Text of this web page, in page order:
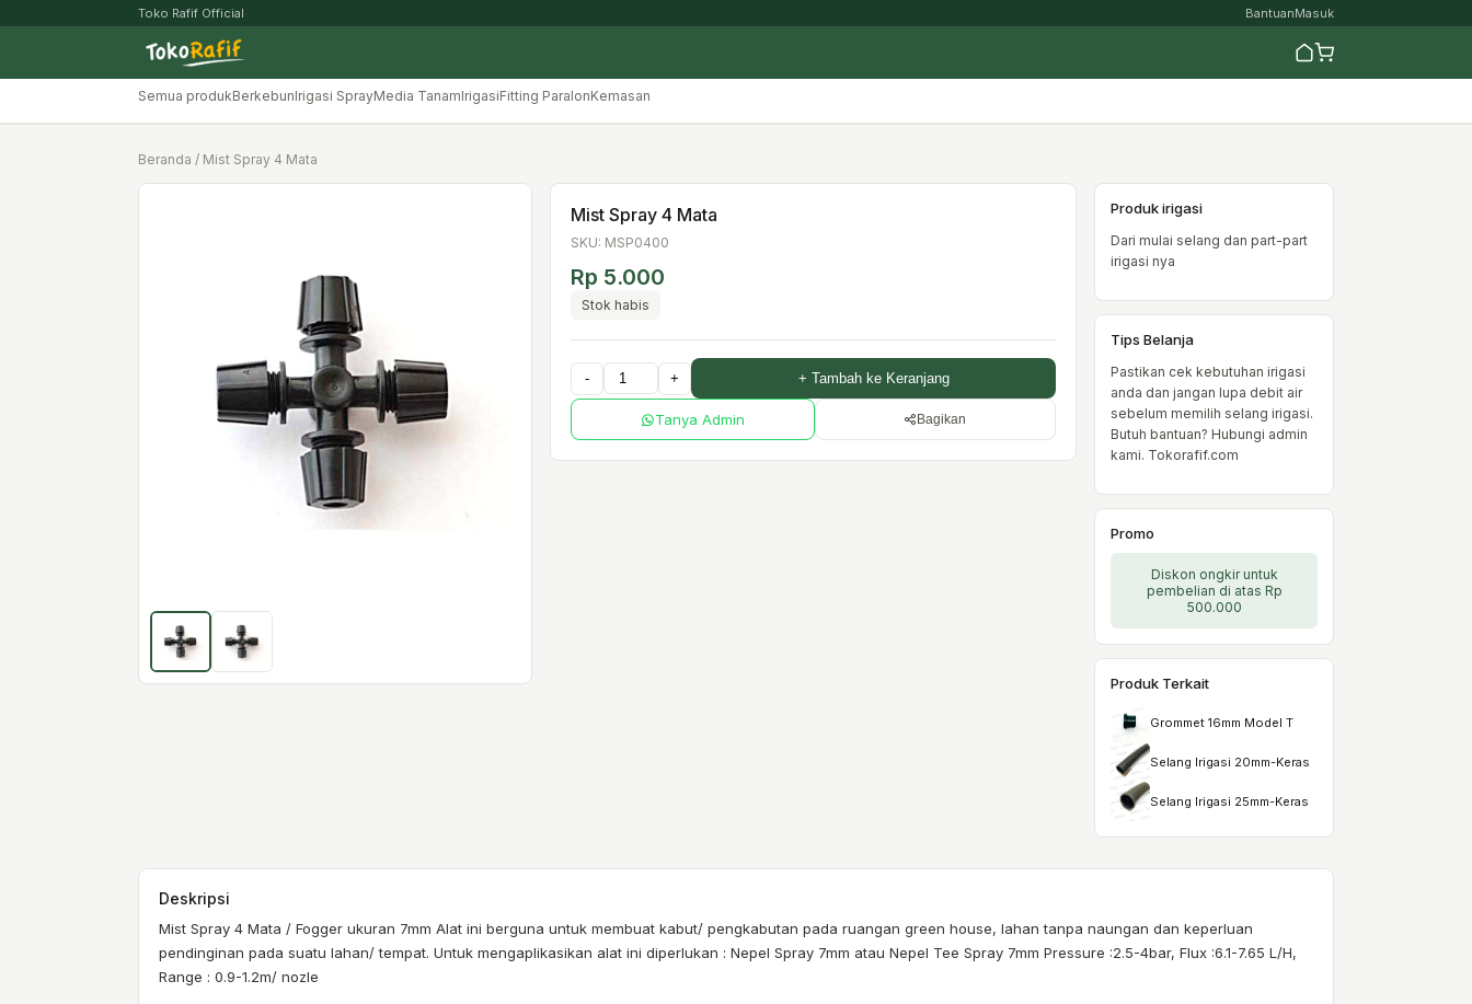
Toko Rafif Official BantuanMasuk
Semua produkBerkebunIrigasi SprayMedia TanamIrigasiFitting ParalonKemasan
Beranda / Mist Spray 4 Mata
Mist Spray 4 Mata
SKU: MSP0400
Rp 5.000
Stok habis
- + + Tambah ke Keranjang
Tanya Admin Bagikan
Deskripsi
Mist Spray 4 Mata / Fogger ukuran 7mm Alat ini berguna untuk membuat kabut/ pengkabutan pada ruangan green house, lahan tanpa naungan dan keperluan
pendinginan pada suatu lahan/ tempat. Untuk mengaplikasikan alat ini diperlukan : Nepel Spray 7mm atau Nepel Tee Spray 7mm Pressure :2.5-4bar, Flux :6.1-7.65 L/H,
Range : 0.9-1.2m/ nozle
Produk irigasi
Dari mulai selang dan part-part
irigasi nya
Tips Belanja
Pastikan cek kebutuhan irigasi
anda dan jangan lupa debit air
sebelum memilih selang irigasi.
Butuh bantuan? Hubungi admin
kami. Tokorafif.com
Promo
Diskon ongkir untuk
pembelian di atas Rp
500.000
Produk Terkait
Grommet 16mm Model T
Selang Irigasi 20mm-Keras
Selang Irigasi 25mm-Keras